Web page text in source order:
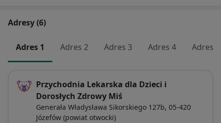
Adresy (6)
Adres 1 Adres 2 Adres 3 Adres 4 Adres 5
Przychodnia Lekarska dla Dzieci i
Dorosłych Zdrowy Miś
Generała Władysława Sikorskiego 127b, 05-420
Józefów (powiat otwocki)